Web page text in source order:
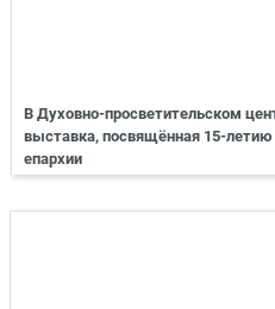
В Духовно-просветительском
выставка, посвящённая 15-летию
епархии